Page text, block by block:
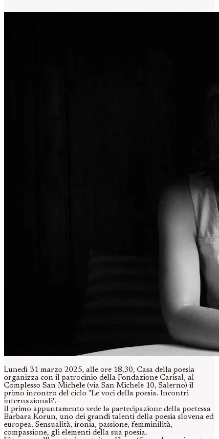
Lunedì 31 marzo 2025, alle ore 18,30, Casa della poesia
organizza con il patrocinio della Fondazione Carisal, al
Complesso San Michele (via San Michele 10, Salerno) il
primo incontro del ciclo "Le voci della poesia. Incontri
internazionali".
Il primo appuntamento vede la partecipazione della poetessa
Barbara Korun, uno dei grandi talenti della poesia slovena ed
europea. Sensualità, ironia, passione, femminilità,
compassione, gli elementi della sua poesia.